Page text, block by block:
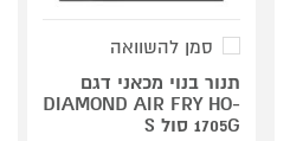
סמן להשוואה
תנור בנוי מכאני דגם
DIAMOND AIR FRY HO-
1705G סול S